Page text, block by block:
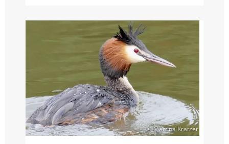
© Martina Kratzer